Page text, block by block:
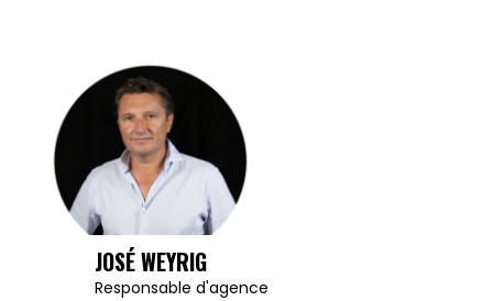
JOSÉ WEYRIG
Responsable d'agence